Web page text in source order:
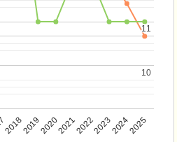
20182019202020212022202320242025
10
10
11
11